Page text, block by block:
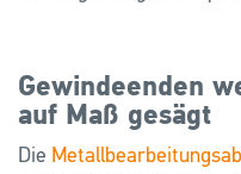
Gewindeenden
auf Maß gesägt
Die